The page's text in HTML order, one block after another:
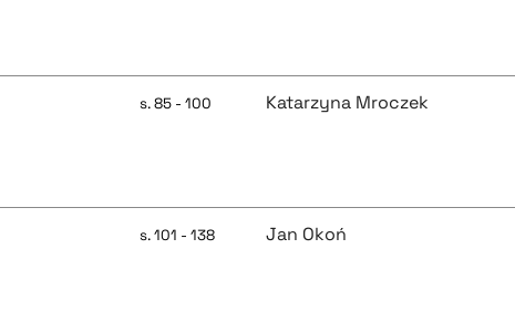
s. 85 - 100 Katarzyna Mroczek
s. 101 - 138 Jan Okoń